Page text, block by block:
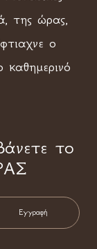
της ώρας,
ο
το